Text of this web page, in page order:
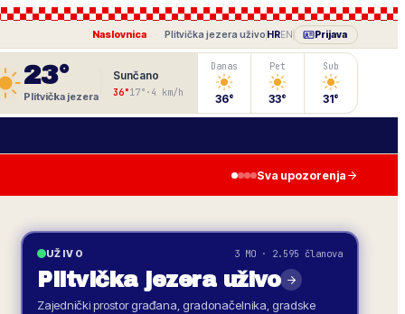
Naslovnica Plitvička jezera uživo HREN Prijava
23°
Plitvička jezera
Sunčano
36°17° · 4 km/h
Danas
36°
Pet
33°
Sub
31°
Sva upozorenja
UŽIVO 3 MO · 2.595 članova
Plitvička jezerauživo
Zajednički prostor građana, gradonačelnika, gradske